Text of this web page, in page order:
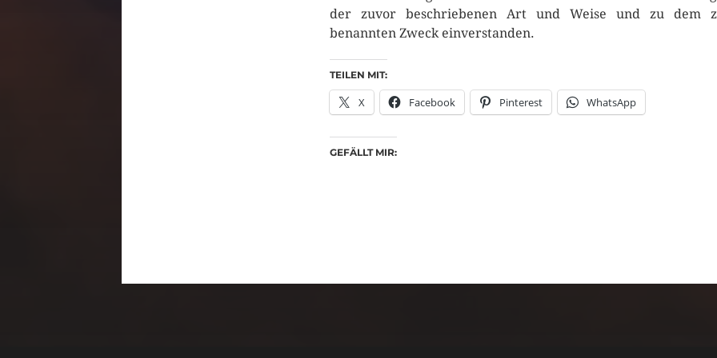
der zuvor beschriebenen Art und Weise und zu dem
benannten Zweck einverstanden.
TEILEN MIT:
X Facebook Pinterest WhatsApp
GEFÄLLT MIR: